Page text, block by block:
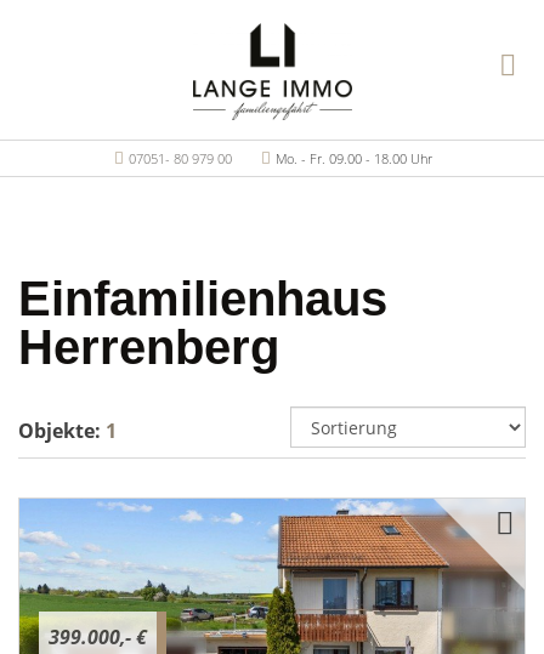
07051- 80 979 00 Mo. - Fr. 09.00 - 18.00 Uhr
Einfamilienhaus
Herrenberg
Objekte: 1
399.000,- €